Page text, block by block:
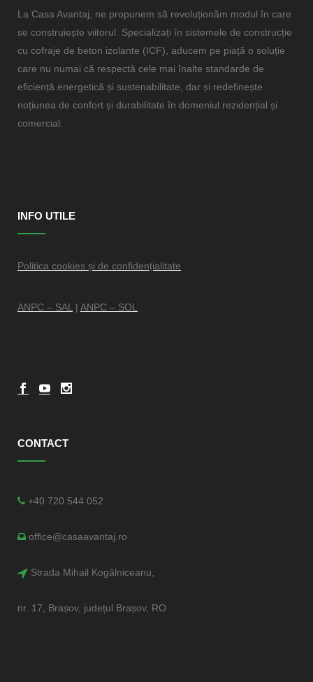
La Casa Avantaj, ne propunem să revoluționăm modul în care
se construiește viitorul. Specializați în sistemele de construcție
cu cofraje de beton izolante (ICF), aducem pe piață o soluție
care nu numai că respectă cele mai înalte standarde de
eficiență energetică și sustenabilitate, dar și redefinește
noțiunea de confort și durabilitate în domeniul rezidențial și
comercial.
INFO UTILE
Politica cookies și de confidențialitate
ANPC – SAL| ANPC – SOL
CONTACT
+40 720 544 052
office@casaavantaj.ro
Strada Mihail Kogălniceanu,
nr. 17, Brașov, județul Brașov, RO